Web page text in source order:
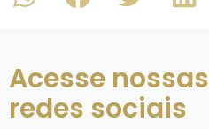
Acesse nossas
redes sociais